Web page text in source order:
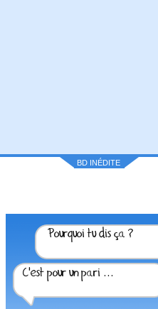
BD INÉDITE